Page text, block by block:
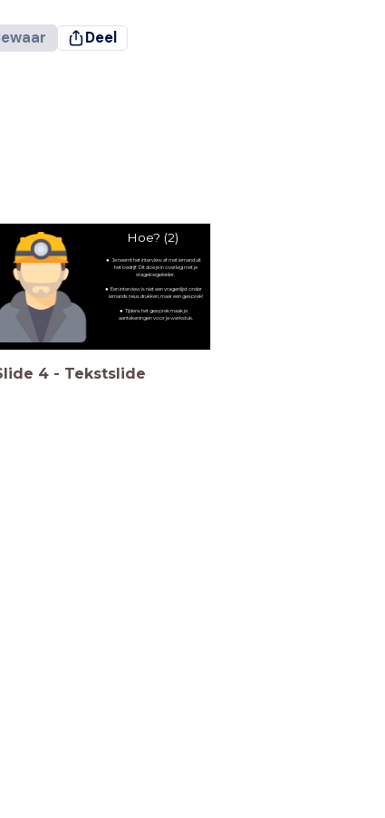
Deel
Hoe? (2)
Je neemt het interview af met iemand uit
het bedrijf. Dit doe je in overleg met je
stagebegeleider.
Een interview is niet een vragenlijst onder
iemands neus drukken, maar een gesprek!
Tijdens het gesprek maak je
aantekeningen voor je werkstuk.
4 - Tekstslide